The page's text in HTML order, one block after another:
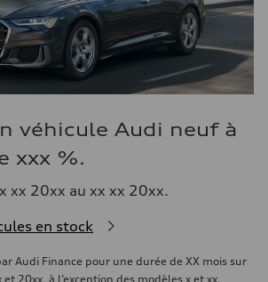
véhicule Audi neuf à
xxx %.
xx 20xx au xx xx 20xx.
en stock
Audi Finance pour une durée de XX mois sur
20xx, à l’exception des modèles x et xx.